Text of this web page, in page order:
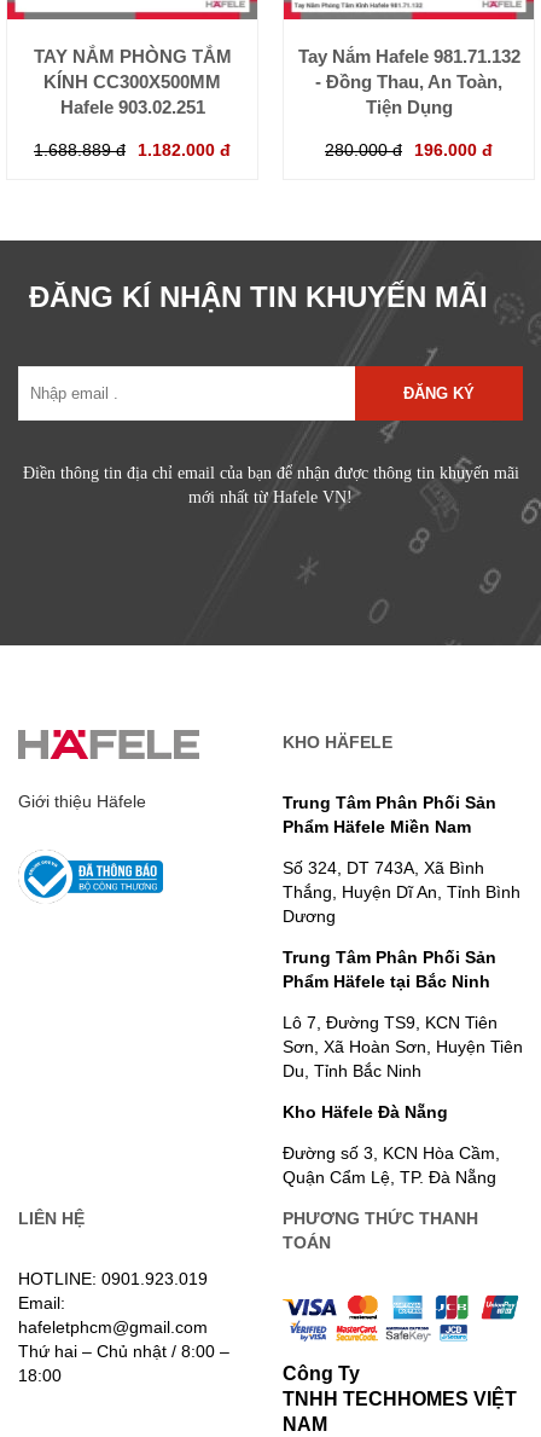
TAY NẮM PHÒNG TẮM
KÍNH CC300X500MM
Hafele 903.02.251
1.688.889 đ 1.182.000 đ
Tay Nắm Hafele 981.71.132
- Đồng Thau, An Toàn,
Tiện Dụng
280.000 đ 196.000 đ
ĐĂNG KÍ NHẬN TIN KHUYẾN MÃI
ĐĂNG KÝ
Điền thông tin địa chỉ email của bạn để nhận được thông tin khuyến mãi
mới nhất từ Hafele VN!
Giới thiệu Häfele
KHO HÄFELE
Trung Tâm Phân Phối Sản
Phẩm Häfele Miền Nam
Số 324, DT 743A, Xã Bình
Thắng, Huyện Dĩ An, Tỉnh Bình
Dương
Trung Tâm Phân Phối Sản
Phẩm Häfele tại Bắc Ninh
Lô 7, Đường TS9, KCN Tiên
Sơn, Xã Hoàn Sơn, Huyện Tiên
Du, Tỉnh Bắc Ninh
Kho Häfele Đà Nẵng
Đường số 3, KCN Hòa Cầm,
Quận Cẩm Lệ, TP. Đà Nẵng
LIÊN HỆ
HOTLINE: 0901.923.019
Email:
hafeletphcm@gmail.com
Thứ hai – Chủ nhật / 8:00 –
18:00
PHƯƠNG THỨC THANH
TOÁN
Công Ty
TNHH TECHHOMES VIỆT
NAM